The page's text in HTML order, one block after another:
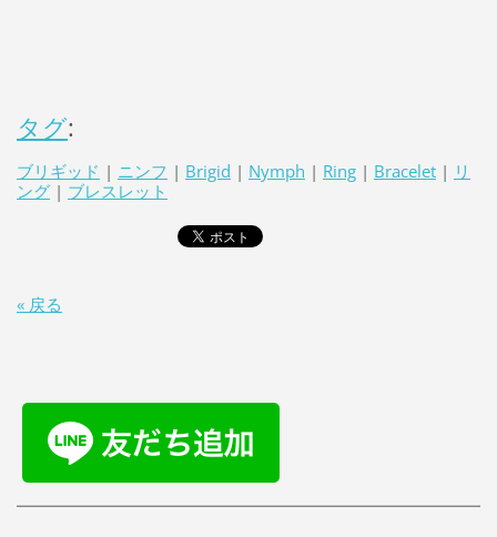
タグ:
ブリギッド | ニンフ | Brigid | Nymph | Ring | Bracelet | リ
ング | ブレスレット
« 戻る